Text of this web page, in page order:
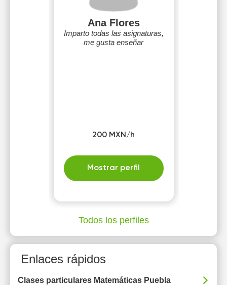
Ana Flores
Imparto todas las asignaturas,
me gusta enseñar
200 MXN/h
Mostrar perfil
Todos los perfiles
Enlaces rápidos
Clases particulares Matemáticas Puebla